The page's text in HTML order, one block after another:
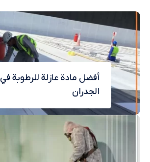
أفضل مادة عازلة للرطوبة في
الجدران